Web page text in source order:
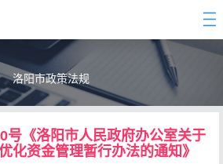
洛阳市政策法规
号《洛阳市人民政府办公室关于
化资金管理暂行办法的通知》